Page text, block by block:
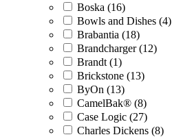
Boska (16)
Bowls and Dishes (4)
Brabantia (18)
Brandcharger (12)
Brandt (1)
Brickstone (13)
ByOn (13)
CamelBak® (8)
Case Logic (27)
Charles Dickens (8)